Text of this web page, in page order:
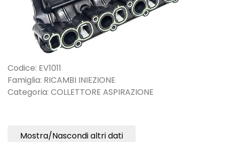
Codice: EV1011
Famiglia: RICAMBI INIEZIONE
Categoria: COLLETTORE ASPIRAZIONE
Mostra/Nascondi altri dati